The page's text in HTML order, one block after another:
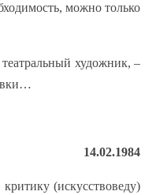
можно только
художник, –
14.02.1984
(искусствоведу)